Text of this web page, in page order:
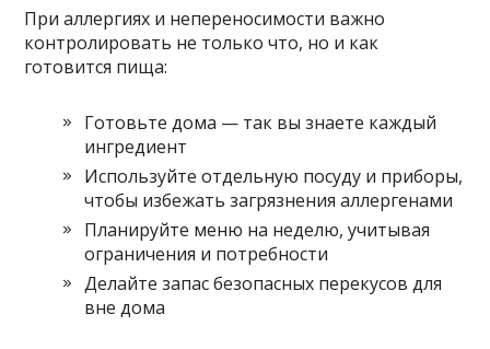
При аллергиях и непереносимости важно
контролировать не только что, но и как
готовится пища:
Готовьте дома — так вы знаете каждый
ингредиент
Используйте отдельную посуду и приборы,
чтобы избежать загрязнения аллергенами
Планируйте меню на неделю, учитывая
ограничения и потребности
Делайте запас безопасных перекусов для
вне дома